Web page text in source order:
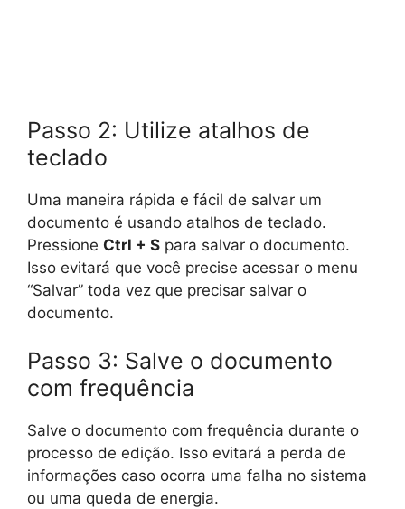
Passo 2: Utilize atalhos de
teclado
Uma maneira rápida e fácil de salvar um
documento é usando atalhos de teclado.
Pressione Ctrl + S para salvar o documento.
Isso evitará que você precise acessar o menu
“Salvar” toda vez que precisar salvar o
documento.
Passo 3: Salve o documento
com frequência
Salve o documento com frequência durante o
processo de edição. Isso evitará a perda de
informações caso ocorra uma falha no sistema
ou uma queda de energia.